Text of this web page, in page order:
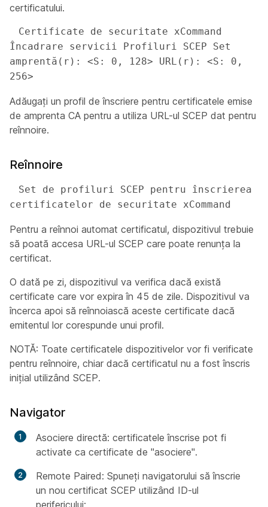
certificatului.
Încadrare servicii Profiluri SCEP Set
amprentă(r): <S: 0, 128> URL(r): <S: 0,
256>
Adăugați un profil de înscriere pentru certificatele emise
de amprenta CA pentru a utiliza URL-ul SCEP dat pentru
reînnoire.
Reînnoire
certificatelor de securitate xCommand
Pentru a reînnoi automat certificatul, dispozitivul trebuie
să poată accesa URL-ul SCEP care poate renunța la
certificat.
O dată pe zi, dispozitivul va verifica dacă există
certificate care vor expira în 45 de zile. Dispozitivul va
încerca apoi să reînnoiască aceste certificate dacă
emitentul lor corespunde unui profil.
NOTĂ: Toate certificatele dispozitivelor vor fi verificate
pentru reînnoire, chiar dacă certificatul nu a fost înscris
inițial utilizând SCEP.
Navigator
Asociere directă: certificatele înscrise pot fi
activate ca certificate de "asociere".
Remote Paired: Spuneți navigatorului să înscrie
un nou certificat SCEP utilizând ID-ul
perifericului: